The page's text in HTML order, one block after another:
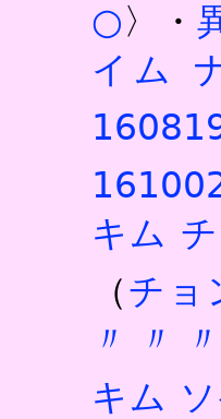
○〉・
イム
キム
（チョ
〃
〃 〃
キム